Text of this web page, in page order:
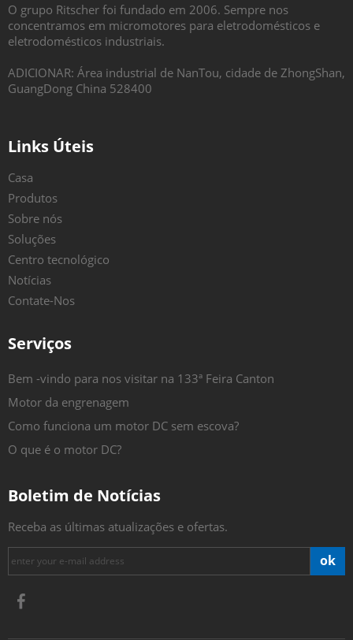
O grupo Ritscher foi fundado em 2006. Sempre nos
concentramos em micromotores para eletrodomésticos e
eletrodomésticos industriais.
ADICIONAR: Área industrial de NanTou, cidade de ZhongShan,
GuangDong China 528400
Links Úteis
Casa
Produtos
Sobre nós
Soluções
Centro tecnológico
Notícias
Contate-Nos
Serviços
Bem -vindo para nos visitar na 133ª Feira Canton
Motor da engrenagem
Como funciona um motor DC sem escova?
O que é o motor DC?
Boletim de Notícias
Receba as últimas atualizações e ofertas.
ok